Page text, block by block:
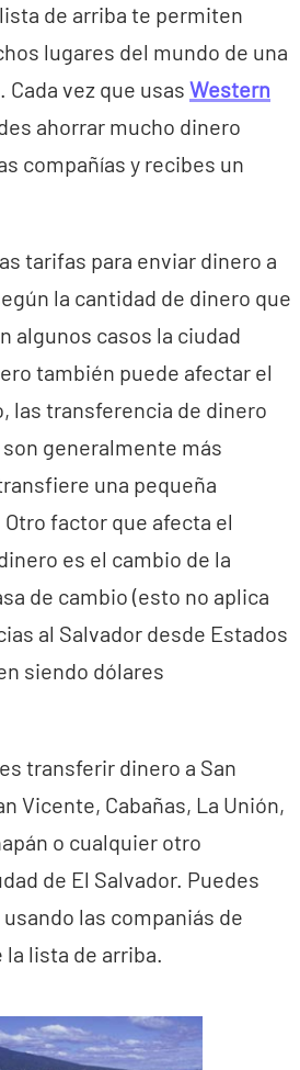
de arriba te permiten
lugares del mundo de una
vez que usas Western
ahorrar mucho dinero
compañías y recibes un
tarifas para enviar dinero a
la cantidad de dinero que
algunos casos la ciudad
también puede afectar el
las transferencia de dinero
generalmente más
una pequeña
factor que afecta el
es el cambio de la
de cambio (esto no aplica
al Salvador desde Estados
siendo dólares
transferir dinero a San
Vicente, Cabañas, La Unión,
o cualquier otro
de El Salvador. Puedes
las companiás de
lista de arriba.